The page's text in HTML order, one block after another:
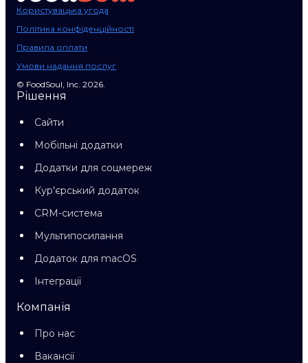
Користувацька угода
Політика конфіденційності
Правила оплати
Умови надання послуг
© FoodSoul, Inc. 2026.
Рішення
Сайти
Мобільні додатки
Додатки для соцмереж
Кур'єрський додаток
CRM-система
Мультипосилання
Додаток для macOS
Інтеграції
Компанія
Про нас
Вакансії